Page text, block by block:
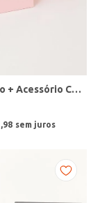
Kit Relógio + Acessório Condor Feminino DOURADO
98